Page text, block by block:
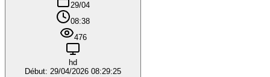
29/04
08:38
476
hd
Début: 29/04/2026 08:29:25